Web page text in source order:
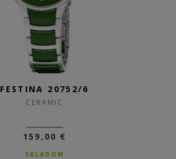
FESTINA 20752/6
CERAMIC
159,00 €
SKLADOM